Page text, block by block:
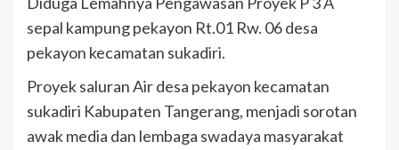
sepal kampung pekayon Rt.01 Rw. 06 desa
pekayon kecamatan sukadiri.
Proyek saluran Air desa pekayon kecamatan
sukadiri Kabupaten Tangerang, menjadi sorotan
awak media dan lembaga swadaya masyarakat